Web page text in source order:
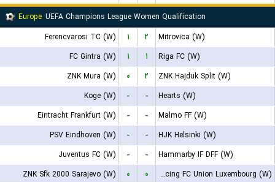
Europe UEFA Champions League Women Qualification
Ferencvarosi TC (W)
۱ ۲
Mitrovica (W)
FC Gintra (W)
۱ ۱
Riga FC (W)
ZNK Mura (W)
۰ ۲
ZNK Hajduk Split (W)
Koge (W)
- -
Hearts (W)
Eintracht Frankfurt (W)
- -
Malmo FF (W)
PSV Eindhoven (W)
- -
HJK Helsinki (W)
Juventus FC (W)
- -
Hammarby IF DFF (W)
ZNK Sfk 2000 Sarajevo (W)
۰ ۰
Racing FC Union Luxembourg (W)